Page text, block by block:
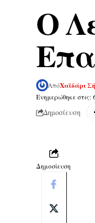
Ο
Ενημερώθηκε στις:
ΑπόΧαϊδάρι
Δημοσίευση
Δημοσίευση